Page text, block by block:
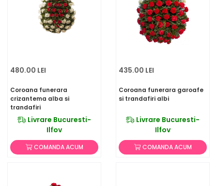
480.00 LEI
Coroana funerara
crizantema alba si
trandafiri
Livrare Bucuresti-
Ilfov
COMANDA ACUM
435.00 LEI
Coroana funerara garoafe
si trandafiri albi
Livrare Bucuresti-
Ilfov
COMANDA ACUM